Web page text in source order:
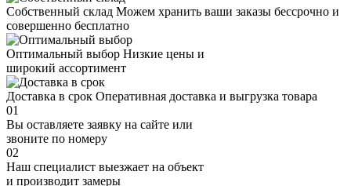
Собственный склад Можем хранить ваши заказы бессрочно и
совершенно бесплатно
Оптимальный выбор Низкие цены и
широкий ассортимент
Доставка в срок Оперативная доставка и выгрузка товара
01
Вы оставляете заявку на сайте или
звоните по номеру
02
Наш специалист выезжает на объект
и производит замеры